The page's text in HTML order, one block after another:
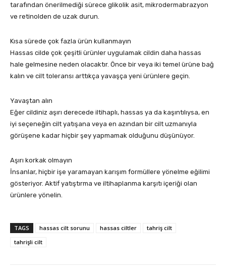
tarafından önerilmediği sürece glikolik asit, mikrodermabrazyon
ve retinolden de uzak durun.
Kısa sürede çok fazla ürün kullanmayın
Hassas cilde çok çeşitli ürünler uygulamak cildin daha hassas
hale gelmesine neden olacaktır. Önce bir veya iki temel ürüne bağ
kalın ve cilt toleransı arttıkça yavaşça yeni ürünlere geçin.
Yavaştan alın
Eğer cildiniz aşırı derecede iltihaplı, hassas ya da kaşıntılıysa, en
iyi seçeneğin cilt yatışana veya en azından bir cilt uzmanıyla
görüşene kadar hiçbir şey yapmamak olduğunu düşünüyor.
Aşırı korkak olmayın
İnsanlar, hiçbir işe yaramayan karışım formüllere yönelme eğilimi
gösteriyor. Aktif yatıştırma ve iltihaplanma karşıtı içeriği olan
ürünlere yönelin.
TAGS hassas cilt sorunu hassas ciltler
tahriş cilt
tahrişli cilt